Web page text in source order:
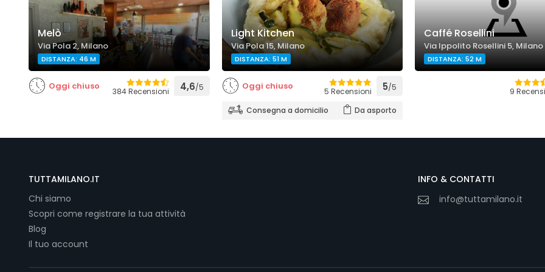
Melò
Via Pola 2, Milano
DISTANZA: 46 M
Oggi chiuso 384 Recensioni 4,6/5
Light Kitchen
Via Pola 15, Milano
DISTANZA: 51 M
Oggi chiuso 5 Recensioni 5/5
Consegna a domicilio Da asporto
Caffé Rosellini
Via Ippolito Rosellini 5, Milano
DISTANZA: 52 M
9
TUTTAMILANO.IT
Chi siamo
Scopri come registrare la tua attività
Blog
Il tuo account
INFO & CONTATTI
info@tuttamilano.it